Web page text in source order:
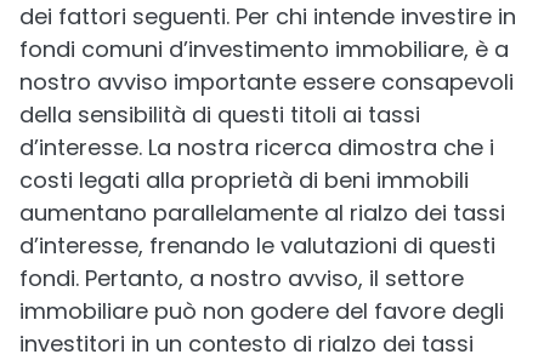
dei fattori seguenti. Per chi intende investire in
fondi comuni d’investimento immobiliare, è a
nostro avviso importante essere consapevoli
della sensibilità di questi titoli ai tassi
d’interesse. La nostra ricerca dimostra che i
costi legati alla proprietà di beni immobili
aumentano parallelamente al rialzo dei tassi
d’interesse, frenando le valutazioni di questi
fondi. Pertanto, a nostro avviso, il settore
immobiliare può non godere del favore degli
investitori in un contesto di rialzo dei tassi